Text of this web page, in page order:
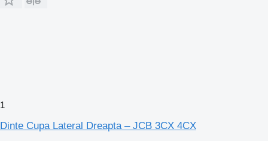
1
Dinte Cupa Lateral Dreapta – JCB 3CX 4CX